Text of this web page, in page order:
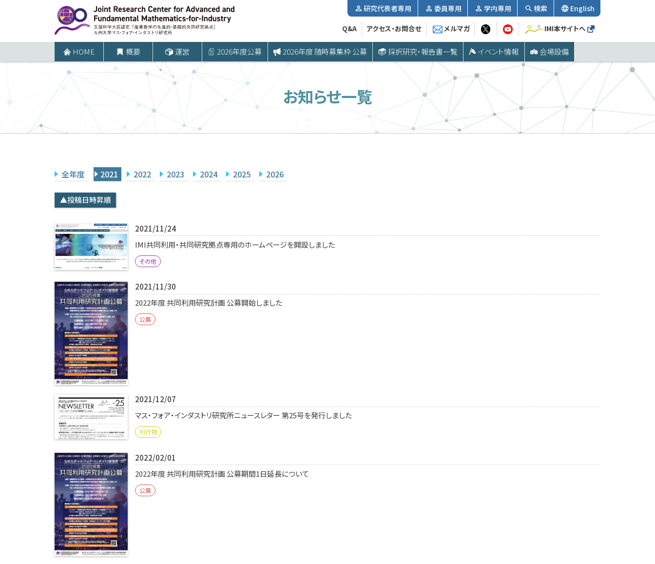
ツ
プ
HOME 概要 運営 2026年度公募 2026年度 随時募集枠 公募 採択研究・報告書一覧 イベント情報 会場設備
研究代表者専用 委員専用 学内専用 検索 English
Q&A アクセス・お問合せ メルマガ IMI本サイトへ
お知らせ一覧
全年度 2021 2022 2023 2024 2025 2026
▲投稿日時昇順
2021/11/24
IMI共同利用・共同研究拠点専用のホームページを開設しました
その他
2021/11/30
2022年度 共同利用研究計画 公募開始しました
公募
2021/12/07
マス・フォア・インダストリ研究所ニュースレター 第25号を発行しました
刊行物
2022/02/01
2022年度 共同利用研究計画 公募期間1日延長について
公募